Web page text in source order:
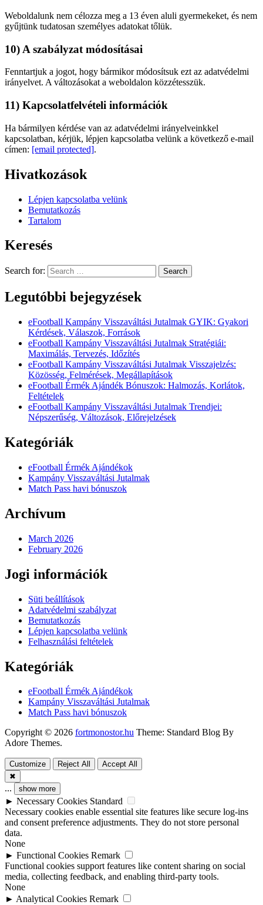
Weboldalunk nem célozza meg a 13 éven aluli gyermekeket, és nem
gyűjtünk tudatosan személyes adatokat tőlük.
10) A szabályzat módosításai
Fenntartjuk a jogot, hogy bármikor módosítsuk ezt az adatvédelmi
irányelvet. A változásokat a weboldalon közzétesszük.
11) Kapcsolatfelvételi információk
Ha bármilyen kérdése van az adatvédelmi irányelveinkkel
kapcsolatban, kérjük, lépjen kapcsolatba velünk a következő e-mail
címen: [email protected].
Hivatkozások
Lépjen kapcsolatba velünk
Bemutatkozás
Tartalom
Keresés
Search for:
Legutóbbi bejegyzések
eFootball Kampány Visszaváltási Jutalmak GYIK: Gyakori
Kérdések, Válaszok, Források
eFootball Kampány Visszaváltási Jutalmak Stratégiái:
Maximálás, Tervezés, Időzítés
eFootball Kampány Visszaváltási Jutalmak Visszajelzés:
Közösség, Felmérések, Megállapítások
eFootball Érmék Ajándék Bónuszok: Halmozás, Korlátok,
Feltételek
eFootball Kampány Visszaváltási Jutalmak Trendjei:
Népszerűség, Változások, Előrejelzések
Kategóriák
eFootball Érmék Ajándékok
Kampány Visszaváltási Jutalmak
Match Pass havi bónuszok
Archívum
March 2026
February 2026
Jogi információk
Süti beállítások
Adatvédelmi szabályzat
Bemutatkozás
Lépjen kapcsolatba velünk
Felhasználási feltételek
Kategóriák
eFootball Érmék Ajándékok
Kampány Visszaváltási Jutalmak
Match Pass havi bónuszok
Copyright © 2026 fortmonostor.hu Theme: Standard Blog By
Adore Themes.
Customize Reject All
Accept All
✖
... show more
► Necessary Cookies Standard
Necessary cookies enable essential site features like secure log-ins
and consent preference adjustments. They do not store personal
data.
None
► Functional Cookies Remark
Functional cookies support features like content sharing on social
media, collecting feedback, and enabling third-party tools.
None
► Analytical Cookies Remark